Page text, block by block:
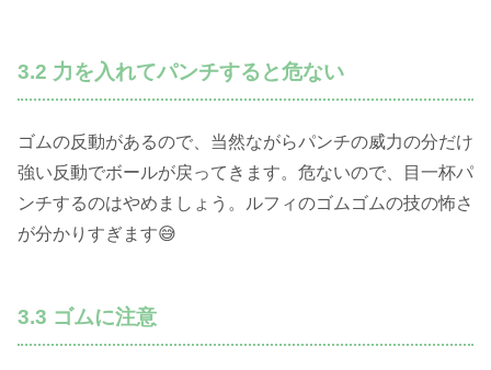
3.2 力を入れてパンチすると危ない
ゴムの反動があるので、当然ながらパンチの威力の分だけ
強い反動でボールが戻ってきます。危ないので、目一杯パ
ンチするのはやめましょう。ルフィのゴムゴムの技の怖さ
が分かりすぎます😅
3.3 ゴムに注意